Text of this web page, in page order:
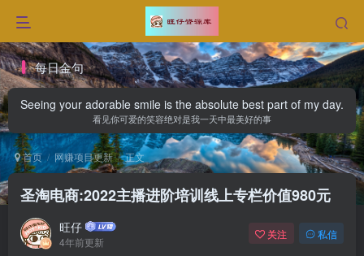
每日金句
Seeing your adorable smile is the absolute best part of my day.
看见你可爱的笑容绝对是我一天中最美好的事
首页 网赚项目更新 正文
圣淘电商:2022主播进阶培训线上专栏价值980元
旺仔
4年前更新
关注 私信